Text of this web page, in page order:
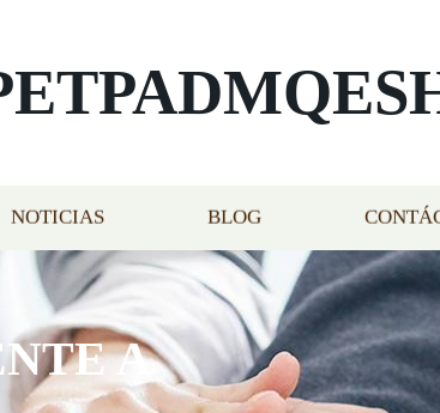
NOTICIAS BLOG
A